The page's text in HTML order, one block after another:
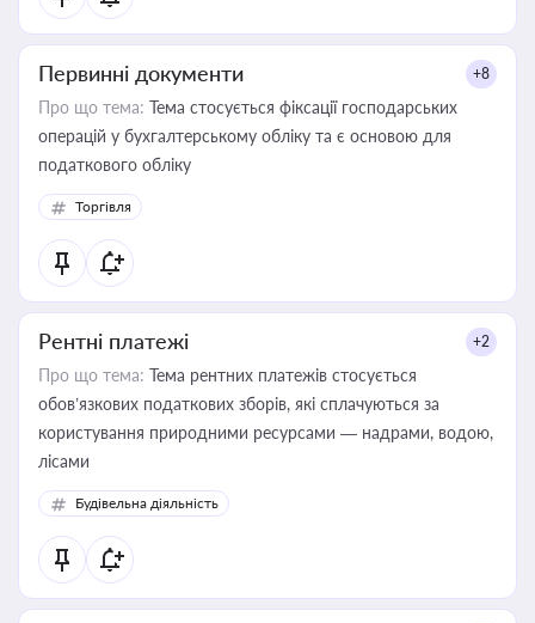
Первинні документи +8
Про що тема: Тема стосується фіксації господарських
операцій у бухгалтерському обліку та є основою для
податкового обліку
Торгівля
Рентні платежі +2
Про що тема: Тема рентних платежів стосується
обов’язкових податкових зборів, які сплачуються за
користування природними ресурсами — надрами, водою,
лісами
Будівельна діяльність